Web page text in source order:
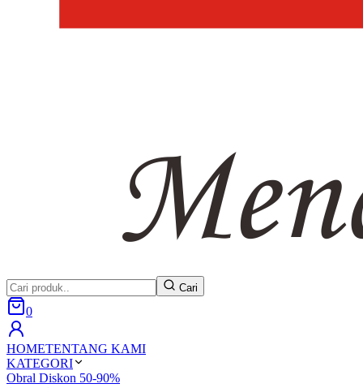
Cari
0
HOMETENTANG KAMI
KATEGORI
Obral Diskon 50-90%